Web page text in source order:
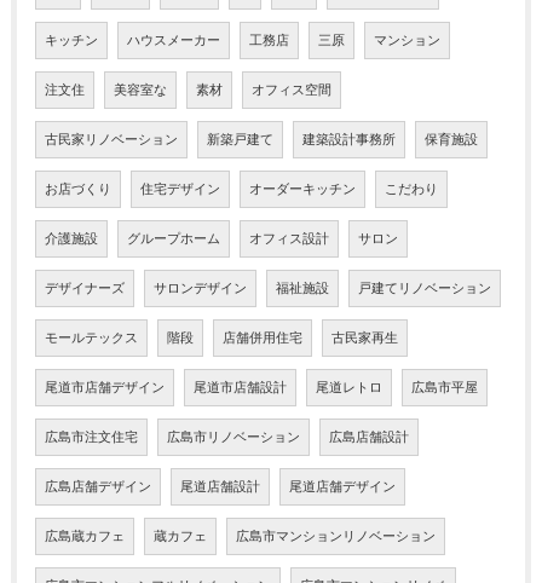
キッチン ハウスメーカー 工務店 三原 マンション
注文住 美容室な 素材 オフィス空間
古民家リノベーション 新築戸建て 建築設計事務所 保育施設
お店づくり 住宅デザイン オーダーキッチン こだわり
介護施設 グループホーム オフィス設計 サロン
デザイナーズ サロンデザイン 福祉施設 戸建てリノベーション
モールテックス 階段 店舗併用住宅 古民家再生
尾道市店舗デザイン 尾道市店舗設計 尾道レトロ 広島市平屋
広島市注文住宅 広島市リノベーション 広島店舗設計
広島店舗デザイン 尾道店舗設計 尾道店舗デザイン
広島蔵カフェ 蔵カフェ 広島市マンションリノベーション